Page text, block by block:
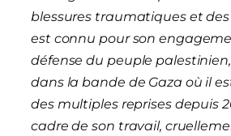
blessures traumatiques et des
est connu pour son
défense du peuple
dans la bande de Gaza où il
des multiples reprises depuis
cadre de son travail,